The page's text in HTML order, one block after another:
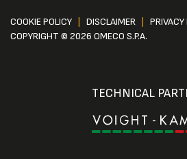
COOKIE POLICY DISCLAIMER
PRIVACY
COPYRIGHT © 2026 OMECO S.P.A.
TECHNICAL